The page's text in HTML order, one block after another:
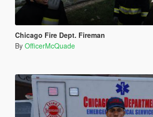
Chicago Fire Dept. Fireman
By OfficerMcQuade